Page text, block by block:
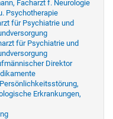
Facharzt f. Neurologie
Psychotherapie
für Psychiatrie und
für Psychiatrie und
Direktor
Erkrankungen,